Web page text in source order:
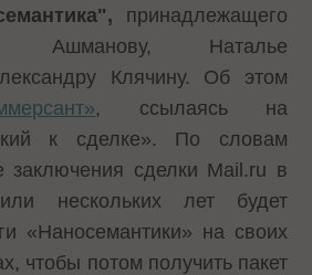
принадлежащего
Ашманову, Наталье
Клячину. Об этом
, ссылаясь на
к сделке». По словам
заключения сделки Mail.ru в
нескольких лет будет
«Наносемантики» на своих
чтобы потом получить пакет